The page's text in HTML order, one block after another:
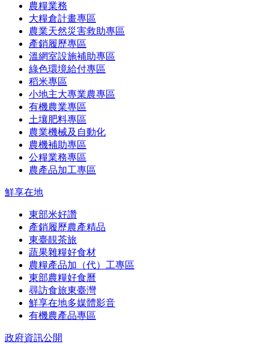
農糧業務
大糧倉計畫專區
農業天然災害救助專區
產銷履歷專區
溫網室設施補助專區
綠色環境給付專區
稻米專區
小地主大專業農專區
有機農業專區
土壤肥料專區
農業機械及自動化
農機補助專區
公糧業務專區
農產品加工專區
鮮享在地
東部米好讚
產銷履歷農產精品
東臺靚茶旅
蔬果雜糧好食材
農糧產品加（代）工專區
東部農糧好食曆
尋訪食旅東臺灣
鮮享在地多媒體影音
有機農產品專區
政府資訊公開